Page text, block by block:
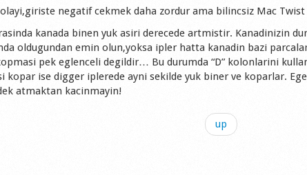
negatif cekmek daha zordur ama bilincsiz Mac
kanada binen yuk asiri derecede artmistir. Kanadinizin
oldugundan emin olun,yoksa ipler hatta kanadin bazi
pek eglenceli degildir… Bu durumda “D” kolonlarini
kopar ise digger iplerede ayni sekilde yuk biner ve koparlar.
atmaktan kacinmayin!
up